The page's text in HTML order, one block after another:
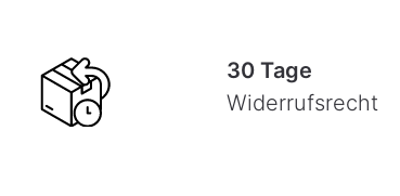
30 Tage
Widerrufsrecht